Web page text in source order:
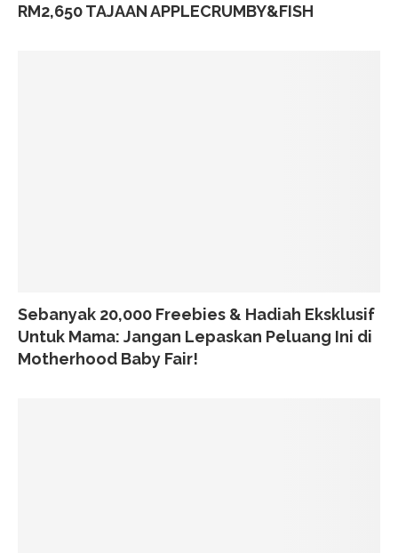
RM2,650 TAJAAN APPLECRUMBY&FISH
Sebanyak 20,000 Freebies & Hadiah Eksklusif
Untuk Mama: Jangan Lepaskan Peluang Ini di
Motherhood Baby Fair!